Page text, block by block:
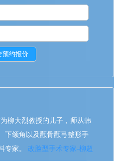
柳大烈教授的儿子，师从韩
下颌角以及颧骨颧弓整形手
专家。 改脸型手术专家-柳超